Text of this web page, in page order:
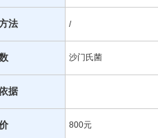
法 /
沙门氏菌
据
800元